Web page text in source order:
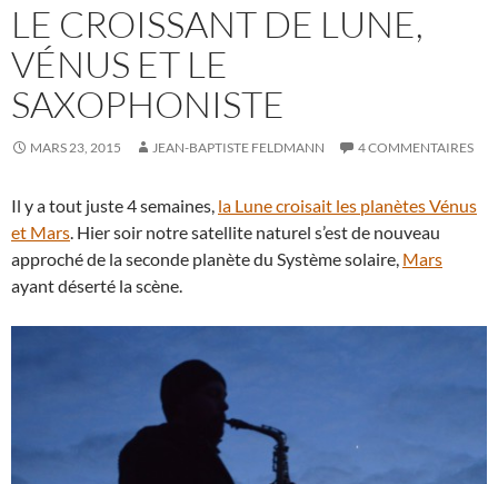
LE CROISSANT DE LUNE,
VÉNUS ET LE
SAXOPHONISTE
MARS 23, 2015 JEAN-BAPTISTE FELDMANN 4 COMMENTAIRES
Il y a tout juste 4 semaines, la Lune croisait les planètes Vénus
et Mars. Hier soir notre satellite naturel s’est de nouveau
approché de la seconde planète du Système solaire, Mars
ayant déserté la scène.